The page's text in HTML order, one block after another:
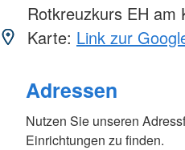
Rotkreuzkurs EH am
Karte: Link zur
Adressen
Nutzen Sie unseren
Einrichtungen zu finden.